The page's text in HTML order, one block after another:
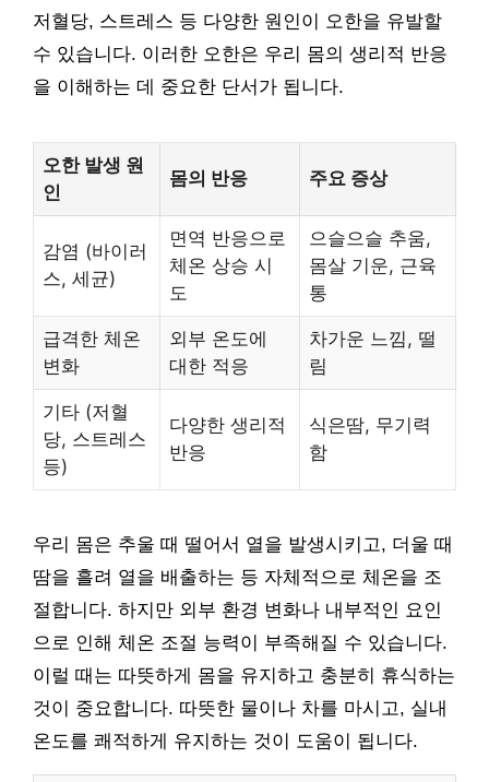
저혈당, 스트레스 등 다양한 원인이 오한을 유발할
수 있습니다. 이러한 오한은 우리 몸의 생리적 반응
을 이해하는 데 중요한 단서가 됩니다.
오한 발생 원
인
몸의 반응 주요 증상
감염 (바이러
스, 세균)
면역 반응으로
체온 상승 시
도
으슬으슬 추움,
몸살 기운, 근육
통
급격한 체온
변화
외부 온도에
대한 적응
차가운 느낌, 떨
림
기타 (저혈
당, 스트레스
등)
다양한 생리적
반응
식은땀, 무기력
함
우리 몸은 추울 때 떨어서 열을 발생시키고, 더울 때
땀을 흘려 열을 배출하는 등 자체적으로 체온을 조
절합니다. 하지만 외부 환경 변화나 내부적인 요인
으로 인해 체온 조절 능력이 부족해질 수 있습니다.
이럴 때는 따뜻하게 몸을 유지하고 충분히 휴식하는
것이 중요합니다. 따뜻한 물이나 차를 마시고, 실내
온도를 쾌적하게 유지하는 것이 도움이 됩니다.